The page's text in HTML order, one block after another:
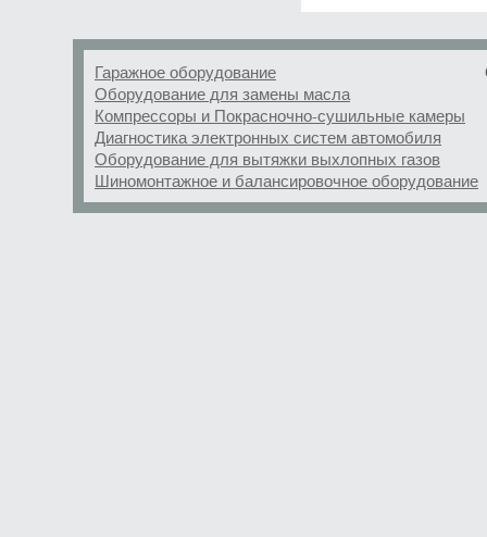
Гаражное оборудование
Оборудование для замены масла
Компрессоры и Покрасночно-сушильные камеры
Диагностика электронных систем автомобиля
Оборудование для вытяжки выхлопных газов
Шиномонтажное и балансировочное оборудование